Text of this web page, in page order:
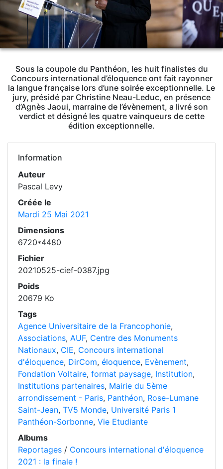
Sous la coupole du Panthéon, les huit finalistes du
Concours international d’éloquence ont fait rayonner
la langue française lors d’une soirée exceptionnelle. Le
jury, présidé par Christine Neau-Leduc, en présence
d’Agnès Jaoui, marraine de l’évènement, a livré son
verdict et désigné les quatre vainqueurs de cette
édition exceptionnelle.
Information
Auteur
Pascal Levy
Créée le
Mardi 25 Mai 2021
Dimensions
6720*4480
Fichier
20210525-cief-0387.jpg
Poids
20679 Ko
Tags
Agence Universitaire de la Francophonie,
Associations, AUF, Centre des Monuments
Nationaux, CIE, Concours international
d'éloquence, DirCom, éloquence, Evènement,
Fondation Voltaire, format paysage, Institution,
Institutions partenaires, Mairie du 5ème
arrondissement - Paris, Panthéon, Rose-Lumane
Saint-Jean, TV5 Monde, Université Paris 1
Panthéon-Sorbonne, Vie Etudiante
Albums
Reportages / Concours international d'éloquence
2021 : la finale !